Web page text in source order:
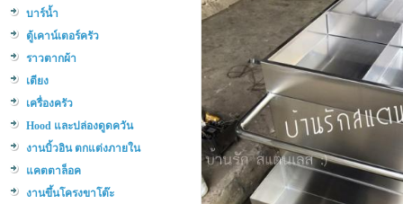
บาร์น้ำ
ตู้เคาน์เตอร์ครัว
ราวตากผ้า
เตียง
เครื่องครัว
Hood และปล่องดูดควัน
งานบิ้วอิน ตกแต่งภายใน
แคตตาล็อค
งานขึ้นโครงขาโต๊ะ